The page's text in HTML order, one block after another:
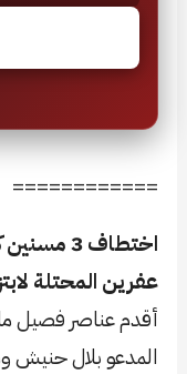
============
اختطاف
عفرين المحتلة
أقدم عناصر فصيل
المدعو بلال حنيش